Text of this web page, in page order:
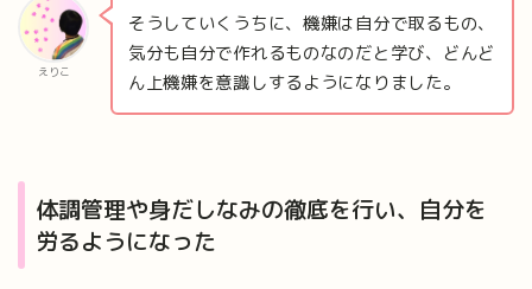
えりこ
そうしていくうちに、機嫌は自分で取るもの、
気分も自分で作れるものなのだと学び、どんど
ん上機嫌を意識しするようになりました。
体調管理や身だしなみの徹底を行い、自分を
労るようになった